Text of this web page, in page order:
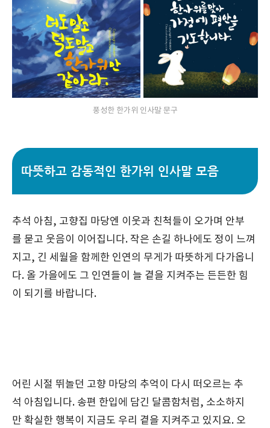
풍성한 한가위 인사말 문구
따뜻하고 감동적인 한가위 인사말 모음
추석 아침, 고향집 마당엔 이웃과 친척들이 오가며 안부
를 묻고 웃음이 이어집니다. 작은 손길 하나에도 정이 느껴
지고, 긴 세월을 함께한 인연의 무게가 따뜻하게 다가옵니
다. 올 가을에도 그 인연들이 늘 곁을 지켜주는 든든한 힘
이 되기를 바랍니다.
어린 시절 뛰놀던 고향 마당의 추억이 다시 떠오르는 추
석 아침입니다. 송편 한입에 담긴 달콤함처럼, 소소하지
만 확실한 행복이 지금도 우리 곁을 지켜주고 있지요. 오